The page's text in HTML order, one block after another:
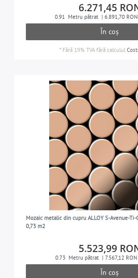
6.271,45
0.91 Metru pătrat | 6.891,70
În coș
* Fără 19% TVAfără calculul
Mozaic metalic din cupru ALLOY S-Avenue-
0,73 m2
5.523,99
0.73 Metru pătrat | 7.567,12
În coș